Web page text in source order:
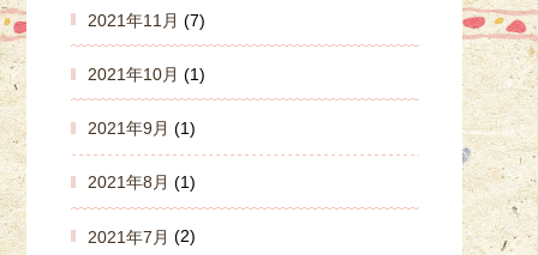
2021年11月 (7)
2021年10月 (1)
2021年9月 (1)
2021年8月 (1)
2021年7月 (2)